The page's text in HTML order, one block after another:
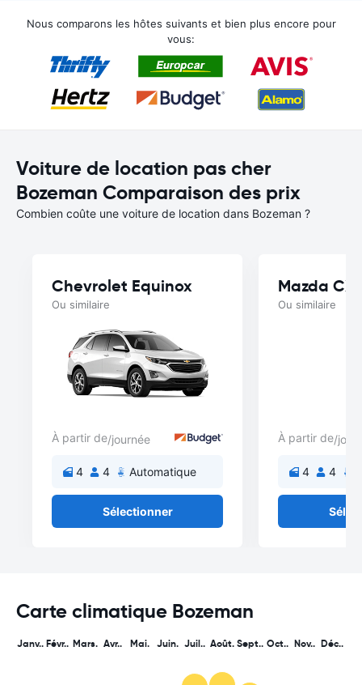
Nous comparons les hôtes suivants et bien plus encore pour
vous:
Voiture de location pas cher
Bozeman Comparaison des prix
Combien coûte une voiture de location dans Bozeman ?
Chevrolet Equinox
Ou similaire
À partir de/journée
4 4 Automatique
Sélectionner
Mazda
Ou similaire
À partir de/
4 4
Carte climatique Bozeman
Janv.. Févr.. Mars. Avr.. Mai. Juin. Juil.. Août. Sept.. Oct.. Nov.. Déc..